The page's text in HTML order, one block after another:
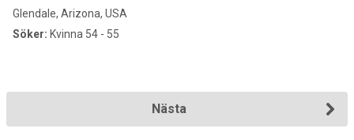
Glendale, Arizona, USA
Söker: Kvinna 54 - 55
Nästa